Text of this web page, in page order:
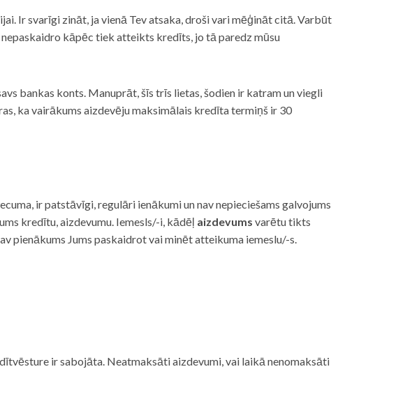
Ir svarīgi zināt, ja vienā Tev atsaka, droši vari mēģināt citā. Varbūt
kāpēc tiek atteikts kredīts, jo tā paredz mūsu
bankas konts. Manuprāt, šīs trīs lietas, šodien ir katram un viegli
ka vairākums aizdevēju maksimālais kredīta termiņš ir 30
ir patstāvīgi, regulāri ienākumi un nav nepieciešams galvojums
kredītu, aizdevumu. Iemesls/-i, kādēļ aizdevums varētu tikts
pienākums Jums paskaidrot vai minēt atteikuma iemeslu/-s.
ir sabojāta. Neatmaksāti aizdevumi, vai laikā nenomaksāti